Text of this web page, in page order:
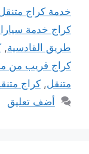
خدمة كراج
كراج خدمة
طريق القادسية,
كراج قريب من
متنقل, كراج
أضف تعليق